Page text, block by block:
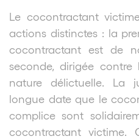
Le cocontractant
actions distinctes : la
cocontractant est de
seconde, dirigée
nature délictuelle. La
longue date que le
complice sont
cocontractant victime.